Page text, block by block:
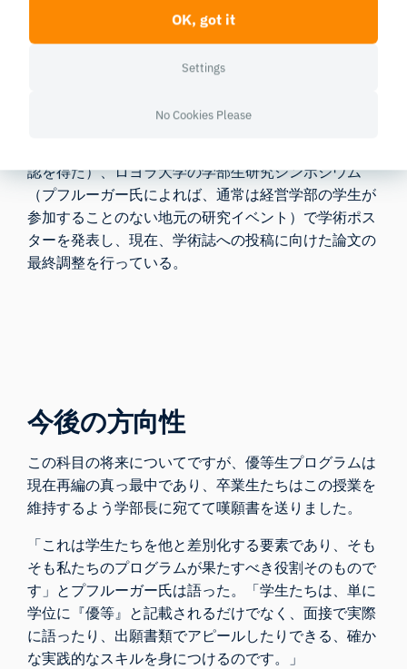
学部課程で生理学的指標に関する研究経験を得たこと
認を得た）、ロヨラ大学の学部生研究シンポジウム
（プフルーガー氏によれば、通常は経営学部の学生が
参加することのない地元の研究イベント）で学術ポス
ターを発表し、現在、学術誌への投稿に向けた論文の
最終調整を行っている。
今後の方向性
この科目の将来についてですが、優等生プログラムは
現在再編の真っ最中であり、卒業生たちはこの授業を
維持するよう学部長に宛てて嘆願書を送りました。
「これは学生たちを他と差別化する要素であり、そも
そも私たちのプログラムが果たすべき役割そのもので
す」とプフルーガー氏は語った。「学生たちは、単に
学位に『優等』と記載されるだけでなく、面接で実際
に語ったり、出願書類でアピールしたりできる、確か
な実践的なスキルを身につけるのです。」
OK, got it
Settings
No Cookies Please